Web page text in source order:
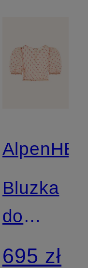
Bluzka
do
sukienki
695 zł